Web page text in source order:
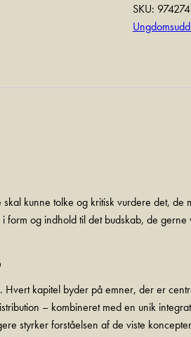
SKU:
kunne tolke og kritisk vurdere det,
form og indhold til det budskab, de gerne
kapitel byder på emner, der er
– kombineret med en unik
styrker forståelsen af de viste